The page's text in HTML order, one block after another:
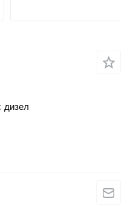
дизел